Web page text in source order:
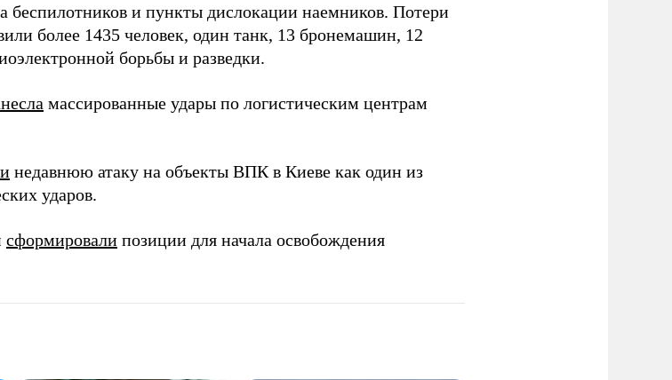
беспилотников и пункты дислокации наемников. Потери
более 1435 человек, один танк, 13 бронемашин, 12
борьбы и разведки.
массированные удары по логистическим центрам
недавнюю атаку на объекты ВПК в Киеве как один из
ударов.
сформировали позиции для начала освобождения